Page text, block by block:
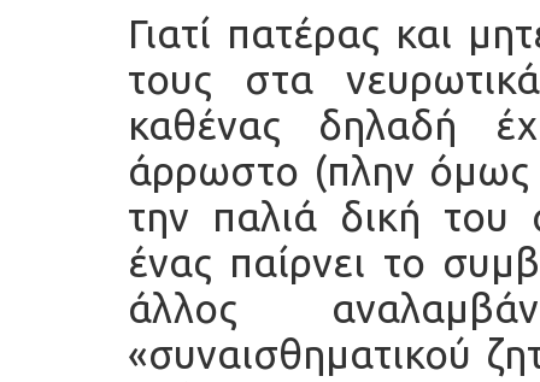
Γιατί πατέρας και
τους στα
καθένας δηλαδή
άρρωστο (πλην όμως
την παλιά δική του
ένας παίρνει το
άλλος
«συναισθηματικού